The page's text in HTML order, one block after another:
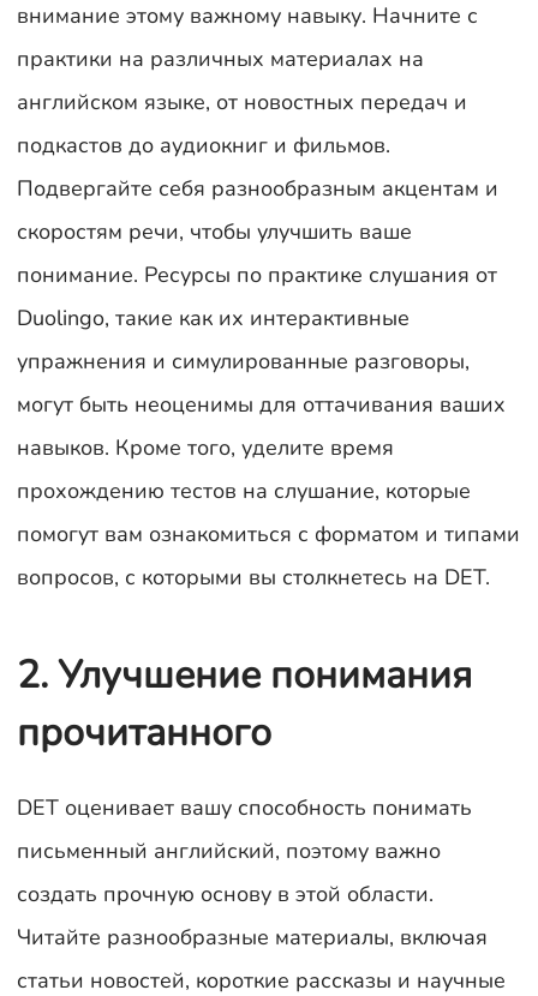
внимание этому важному навыку. Начните с
практики на различных материалах на
английском языке, от новостных передач и
подкастов до аудиокниг и фильмов.
Подвергайте себя разнообразным акцентам и
скоростям речи, чтобы улучшить ваше
понимание. Ресурсы по практике слушания от
Duolingo, такие как их интерактивные
упражнения и симулированные разговоры,
могут быть неоценимы для оттачивания ваших
навыков. Кроме того, уделите время
прохождению тестов на слушание, которые
помогут вам ознакомиться с форматом и типами
вопросов, с которыми вы столкнетесь на DET.
2. Улучшение понимания
прочитанного
DET оценивает вашу способность понимать
письменный английский, поэтому важно
создать прочную основу в этой области.
Читайте разнообразные материалы, включая
статьи новостей, короткие рассказы и научные